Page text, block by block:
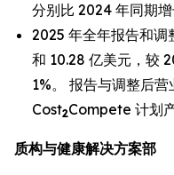
分别比 2024 年同期增
2025 年全年报告和调
和 10.28 亿美元，较
1%。 报告与调整后
Cost2Compete 计划
质构与健康解决方案部